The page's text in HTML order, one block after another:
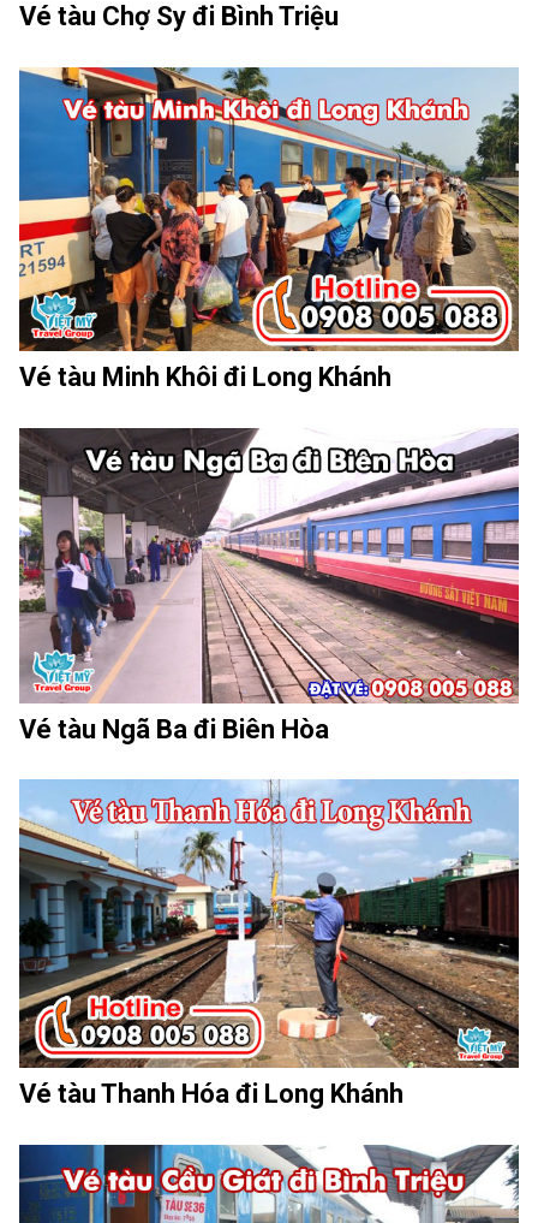
Vé tàu Chợ Sy đi Bình Triệu
Vé tàu Minh Khôi đi Long Khánh
Vé tàu Ngã Ba đi Biên Hòa
Vé tàu Thanh Hóa đi Long Khánh